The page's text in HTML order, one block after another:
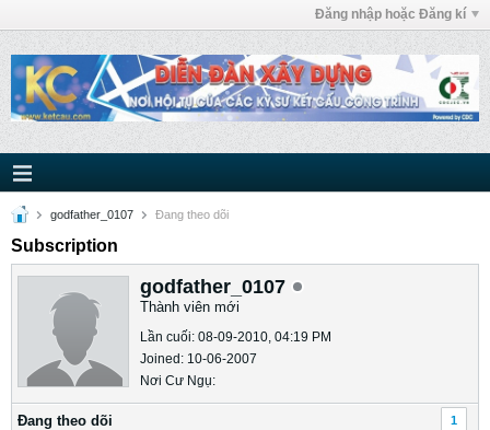
Đăng nhập hoặc Đăng kí
godfather_0107 Ðang theo dõi
Subscription
godfather_0107
Thành viên mới
Lần cuối: 08-09-2010, 04:19 PM
Joined: 10-06-2007
Nơi Cư Ngụ:
Ðang theo dõi 1